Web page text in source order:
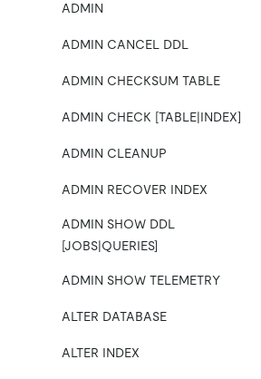
ADMIN
ADMIN CANCEL DDL
ADMIN CHECKSUM TABLE
ADMIN CHECK [TABLE|INDEX]
ADMIN CLEANUP
ADMIN RECOVER INDEX
ADMIN SHOW DDL
[JOBS|QUERIES]
ADMIN SHOW TELEMETRY
ALTER DATABASE
ALTER INDEX